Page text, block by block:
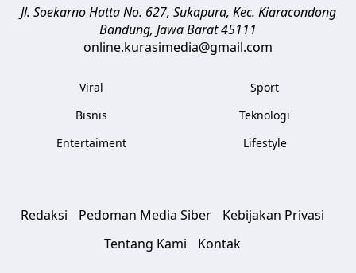
Jl. Soekarno Hatta No. 627, Sukapura, Kec. Kiaracondong
Bandung, Jawa Barat45111
online.kurasimedia@gmail.com
Viral
Bisnis
Entertaiment
Sport
Teknologi
Lifestyle
Redaksi Pedoman Media Siber
Kebijakan Privasi
Tentang Kami
Kontak